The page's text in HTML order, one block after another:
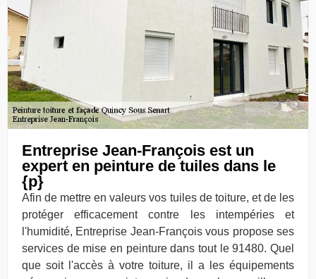
Entreprise Jean-François est un
expert en peinture de tuiles dans le
{p}
Afin de mettre en valeurs vos tuiles de toiture, et de les
protéger efficacement contre les intempéries et
l'humidité, Entreprise Jean-François vous propose ses
services de mise en peinture dans tout le 91480. Quel
que soit l'accès à votre toiture, il a les équipements